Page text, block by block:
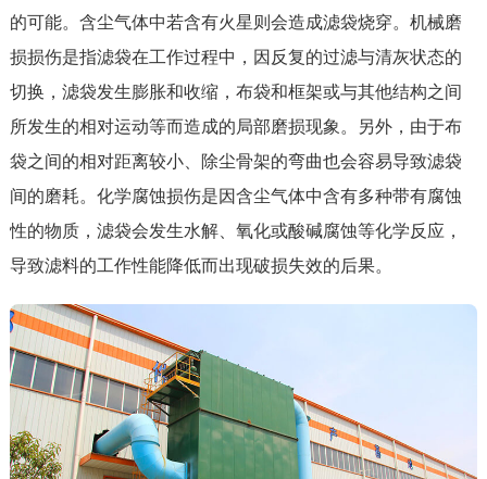
的可能。含尘气体中若含有火星则会造成滤袋烧穿。机械磨
损损伤是指滤袋在工作过程中，因反复的过滤与清灰状态的
切换，滤袋发生膨胀和收缩，布袋和框架或与其他结构之间
所发生的相对运动等而造成的局部磨损现象。另外，由于布
袋之间的相对距离较小、除尘骨架的弯曲也会容易导致滤袋
间的磨耗。化学腐蚀损伤是因含尘气体中含有多种带有腐蚀
性的物质，滤袋会发生水解、氧化或酸碱腐蚀等化学反应，
导致滤料的工作性能降低而出现破损失效的后果。